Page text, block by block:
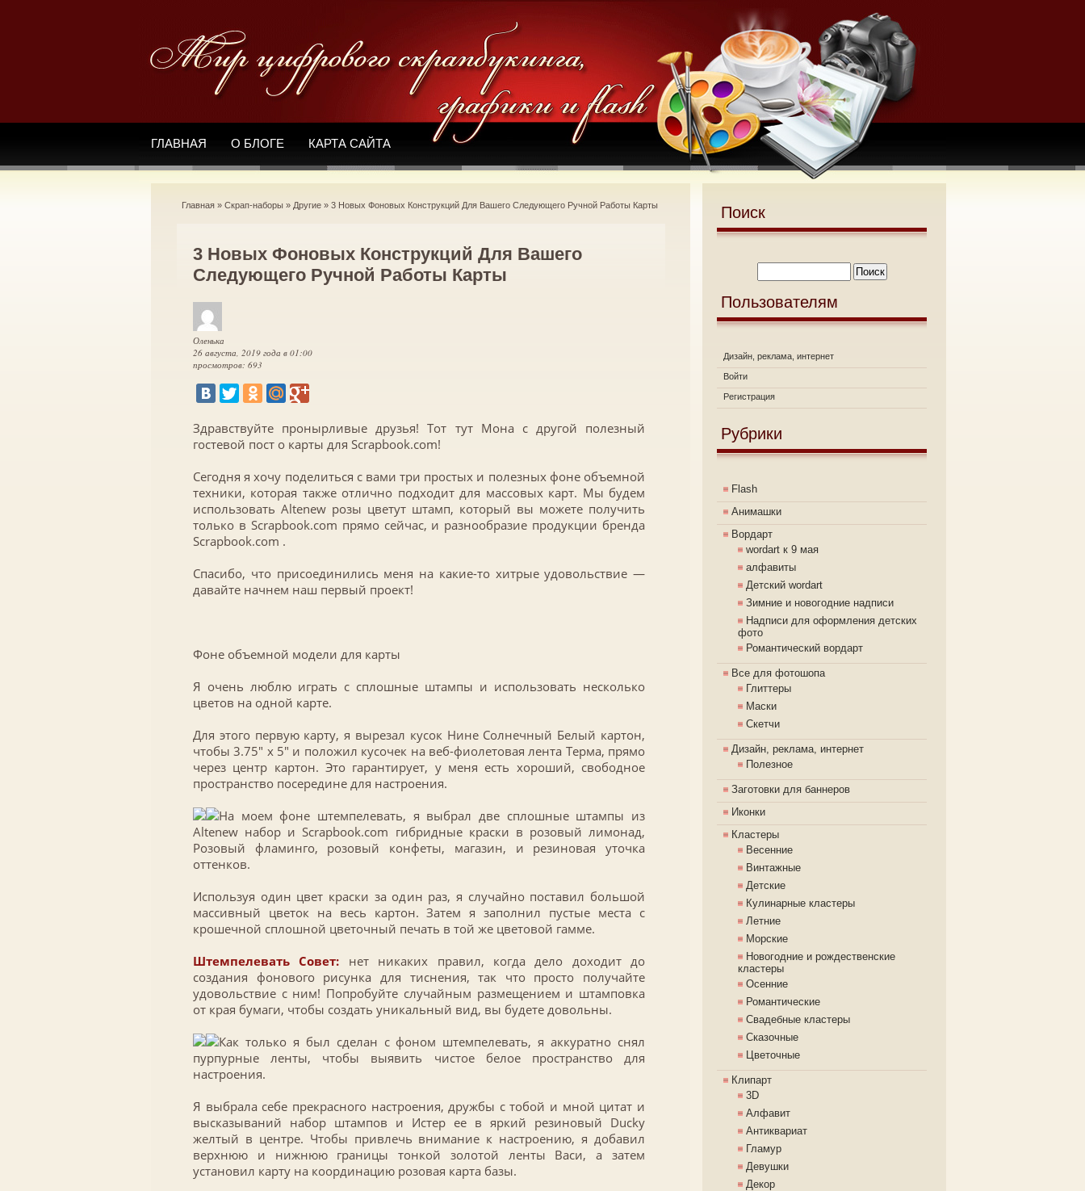
ГЛАВНАЯ О БЛОГЕ КАРТА САЙТА
Главная » Скрап-наборы » Другие » 3 Новых Фоновых Конструкций Для Вашего Следующего Ручной Работы Карты
3 Новых Фоновых Конструкций Для Вашего
Следующего Ручной Работы Карты
Оленька
26 августа, 2019 года в 01:00
просмотров: 693
Здравствуйте пронырливые друзья! Тот тут Мона с другой полезный
гостевой пост о карты для Scrapbook.com!
Сегодня я хочу поделиться с вами три простых и полезных фоне объемной
техники, которая также отлично подходит для массовых карт. Мы будем
использовать Altenew розы цветут штамп, который вы можете получить
только в Scrapbook.com прямо сейчас, и разнообразие продукции бренда
Scrapbook.com .
Спасибо, что присоединились меня на какие-то хитрые удовольствие —
давайте начнем наш первый проект!
Фоне объемной модели для карты
Я очень люблю играть с сплошные штампы и использовать несколько
цветов на одной карте.
Для этого первую карту, я вырезал кусок Нине Солнечный Белый картон,
чтобы 3.75″ х 5″ и положил кусочек на веб-фиолетовая лента Терма, прямо
через центр картон. Это гарантирует, у меня есть хороший, свободное
пространство посередине для настроения.
На моем фоне штемпелевать, я выбрал две сплошные штампы из
Altenew набор и Scrapbook.com гибридные краски в розовый лимонад,
Розовый фламинго, розовый конфеты, магазин, и резиновая уточка
оттенков.
Используя один цвет краски за один раз, я случайно поставил большой
массивный цветок на весь картон. Затем я заполнил пустые места с
крошечной сплошной цветочный печать в той же цветовой гамме.
Штемпелевать Совет: нет никаких правил, когда дело доходит до
создания фонового рисунка для тиснения, так что просто получайте
удовольствие с ним! Попробуйте случайным размещением и штамповка
от края бумаги, чтобы создать уникальный вид, вы будете довольны.
Как только я был сделан с фоном штемпелевать, я аккуратно снял
пурпурные ленты, чтобы выявить чистое белое пространство для
настроения.
Я выбрала себе прекрасного настроения, дружбы с тобой и мной цитат и
высказываний набор штампов и Истер ее в яркий резиновый Ducky
желтый в центре. Чтобы привлечь внимание к настроению, я добавил
верхнюю и нижнюю границы тонкой золотой ленты Васи, а затем
установил карту на координацию розовая карта базы.
Поиск
Пользователям
Дизайн, реклама, интернет
Войти
Регистрация
Рубрики
Flash
Анимашки
Вордарт
wordart к 9 мая
алфавиты
Детский wordart
Зимние и новогодние надписи
Надписи для оформления детских
фото
Романтический вордарт
Все для фотошопа
Глиттеры
Маски
Скетчи
Дизайн, реклама, интернет
Полезное
Заготовки для баннеров
Иконки
Кластеры
Весенние
Винтажные
Детские
Кулинарные кластеры
Летние
Морские
Новогодние и рождественские
кластеры
Осенние
Романтические
Свадебные кластеры
Сказочные
Цветочные
Клипарт
3D
Алфавит
Антиквариат
Гламур
Девушки
Декор